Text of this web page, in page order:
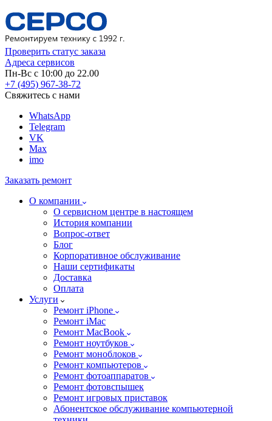
Проверить статус заказа
Адреса сервисов
Пн-Вс с 10:00 до 22.00
+7 (495) 967-38-72
Свяжитесь с нами
WhatsApp
Telegram
VK
Max
imo
Заказать ремонт
О компании
О сервисном центре в настоящем
История компании
Вопрос-ответ
Блог
Корпоративное обслуживание
Наши сертификаты
Доставка
Оплата
Услуги
Ремонт iPhone
Ремонт iMac
Ремонт MacBook
Ремонт ноутбуков
Ремонт моноблоков
Ремонт компьютеров
Ремонт фотоаппаратов
Ремонт фотовспышек
Ремонт игровых приставок
Абонентское обслуживание компьютерной